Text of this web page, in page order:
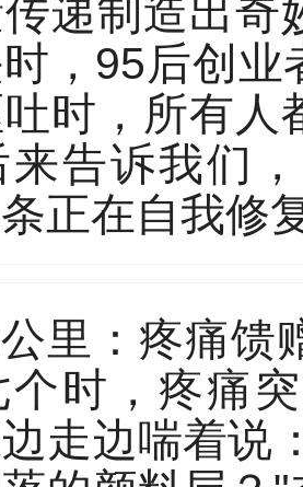
递制造出奇
，95后创
时，所有人
告诉我们
正在自我修
里：疼痛馈
个时，疼痛
走边喘着说